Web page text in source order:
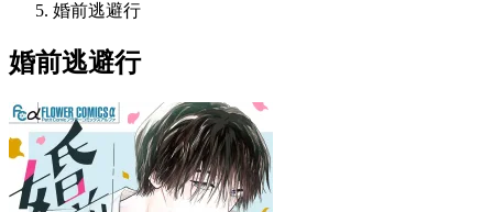
婚前逃避行
婚前逃避行